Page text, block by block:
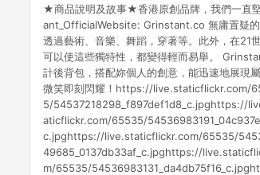
★商品說明及故事★香港原創品牌，我們一直
ant_OfficialWebsite: Grinstant.co 無庸置疑的
透過藝術、音樂、舞蹈，穿著等。此外，在21
可以使這些獨特性，都變得輕而易舉。
計後背包，搭配妳個人的創意，能迅速地展現
微笑即刻閃耀！https://
5/54537218298_f897def1d8_c.jpghttps://
aticflickr.com/65535/
c.jpghttps://live.staticflickr.com/65535/
49685_0137db33af_c.jpghttps://
m/65535/